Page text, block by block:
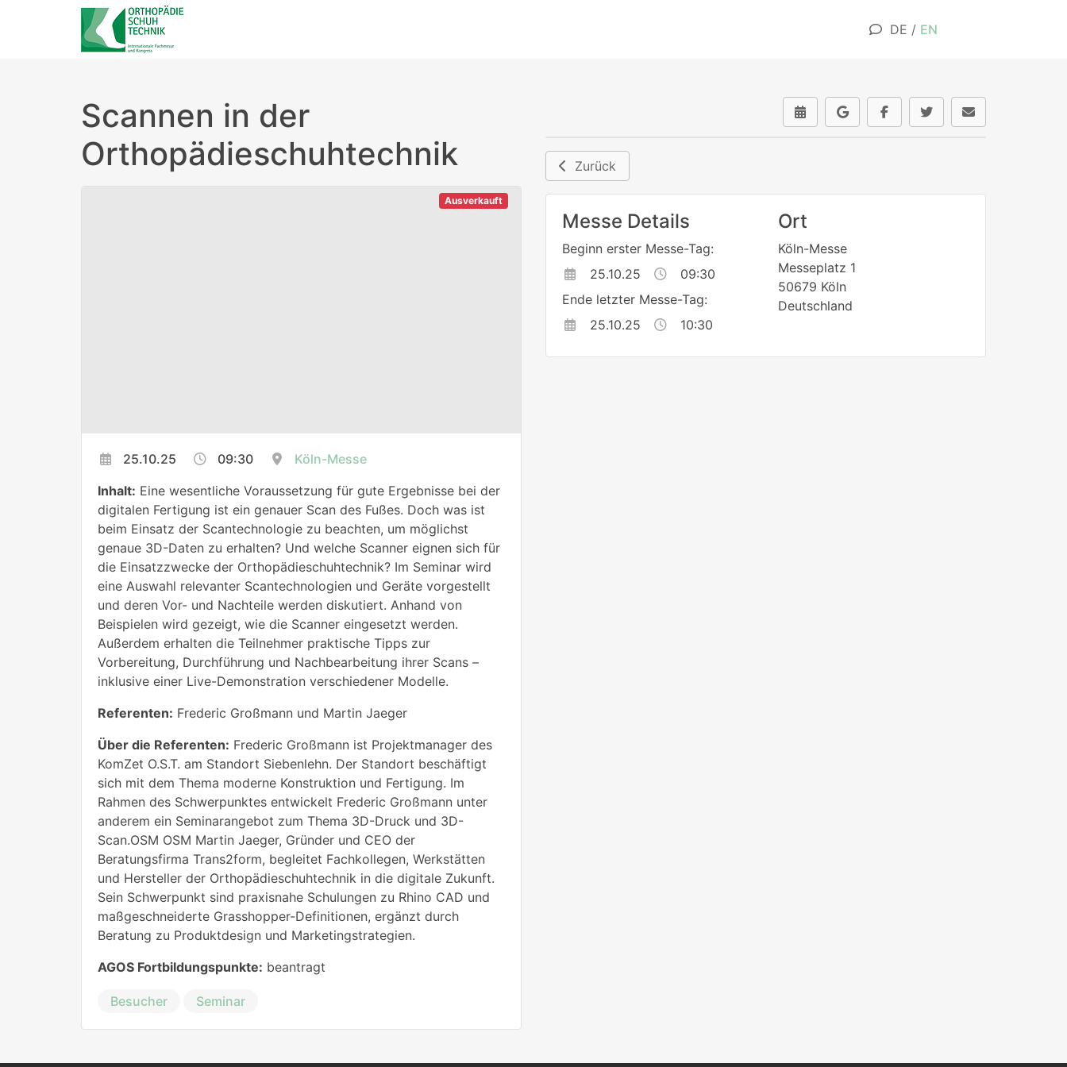
DE / EN
Scannen in der
Orthopädieschuhtechnik
Ausverkauft
25.10.25 09:30
Köln-Messe
Inhalt: Eine wesentliche Voraussetzung für gute Ergebnisse bei der
digitalen Fertigung ist ein genauer Scan des Fußes. Doch was ist
beim Einsatz der Scantechnologie zu beachten, um möglichst
genaue 3D-Daten zu erhalten? Und welche Scanner eignen sich für
die Einsatzzwecke der Orthopädieschuhtechnik? Im Seminar wird
eine Auswahl relevanter Scantechnologien und Geräte vorgestellt
und deren Vor- und Nachteile werden diskutiert. Anhand von
Beispielen wird gezeigt, wie die Scanner eingesetzt werden.
Außerdem erhalten die Teilnehmer praktische Tipps zur
Vorbereitung, Durchführung und Nachbearbeitung ihrer Scans –
inklusive einer Live-Demonstration verschiedener Modelle.
Referenten: Frederic Großmann und Martin Jaeger
Über die Referenten: Frederic Großmann ist Projektmanager des
KomZet O.S.T. am Standort Siebenlehn. Der Standort beschäftigt
sich mit dem Thema moderne Konstruktion und Fertigung. Im
Rahmen des Schwerpunktes entwickelt Frederic Großmann unter
anderem ein Seminarangebot zum Thema 3D-Druck und 3D-
Scan.OSM OSM Martin Jaeger, Gründer und CEO der
Beratungsfirma Trans2form, begleitet Fachkollegen, Werkstätten
und Hersteller der Orthopädieschuhtechnik in die digitale Zukunft.
Sein Schwerpunkt sind praxisnahe Schulungen zu Rhino CAD und
maßgeschneiderte Grasshopper-Definitionen, ergänzt durch
Beratung zu Produktdesign und Marketingstrategien.
AGOS Fortbildungspunkte: beantragt
Besucher Seminar
Zurück
Messe Details
Beginn erster Messe-Tag:
25.10.25
09:30
Ende letzter Messe-Tag:
25.10.25
10:30
Ort
Köln-Messe
Messeplatz 1
50679 Köln
Deutschland